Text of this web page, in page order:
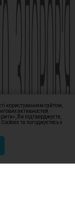
користуванням сайтом,
активностей.
Ви підтверджуєте,
та погоджуєтесь з